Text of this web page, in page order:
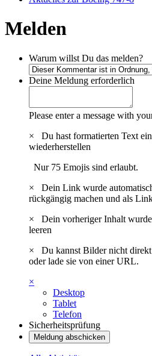
Melden
Warum willst Du das melden?
Deine Meldung erforderlich
Please enter a message with
×
Du hast formatierten Text
wiederherstellen
Nur 75 Emojis sind erlaubt.
×
Dein Link wurde
rückgängig machen und als
×
Dein vorheriger Inhalt
leeren
×
Du kannst Bilder nicht
oder lade sie von einer URL.
×
Desktop
Tablet
Telefon
Sicherheitsprüfung
Meldung abschicken